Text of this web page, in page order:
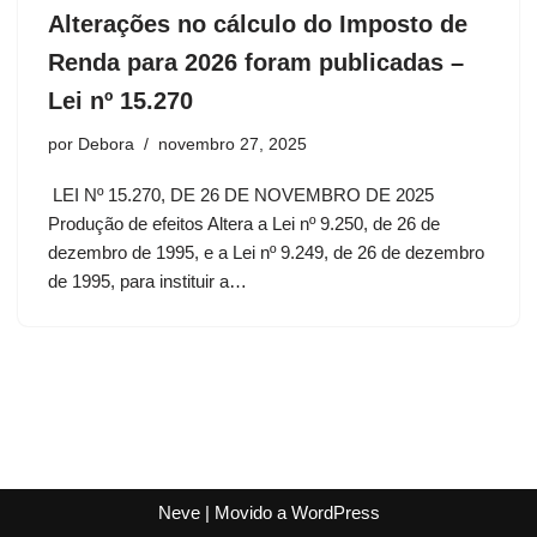
Alterações no cálculo do Imposto de
Renda para 2026 foram publicadas –
Lei nº 15.270
por Debora novembro 27, 2025
LEI Nº 15.270, DE 26 DE NOVEMBRO DE 2025
Produção de efeitos Altera a Lei nº 9.250, de 26 de
dezembro de 1995, e a Lei nº 9.249, de 26 de dezembro
de 1995, para instituir a…
Neve| Movido a WordPress